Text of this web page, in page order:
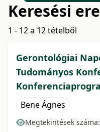
Keresési
1 - 12 a 12 tételből
Gerontológiai
Tudományos
Bene Ágnes
Megtekintések száma: